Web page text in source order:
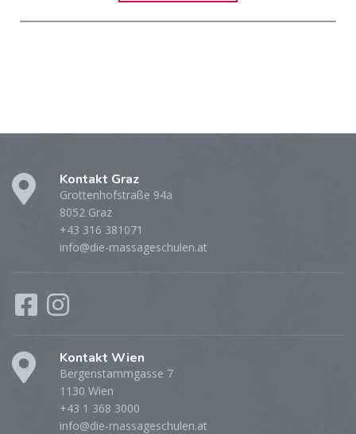
Kontakt Graz
Grottenhofstraße 94a
8052 Graz
+43 316 381071
info@die-massageschulen.at
Kontakt Wien
Bergenstammgasse 7
1130 Wien
+43 1 368 3000
info@die-massageschulen.at